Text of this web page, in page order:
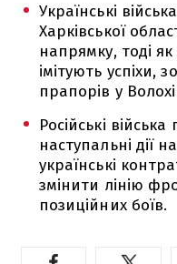
Українські
Харківської
напрямку, тоді
імітують успіхи,
прапорів у
Російські
наступальні дії
українські
змінити лінію
позиційних боїв.